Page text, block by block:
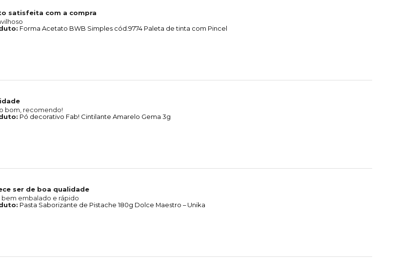
satisfeita com a compra
Forma Acetato BWB Simples cód.9774 Paleta de tinta com Pincel
bom, recomendo!
Pó decorativo Fab! Cintilante Amarelo Gema 3g
ser de boa qualidade
bem embalado e rápido
Pasta Saborizante de Pistache 180g Dolce Maestro – Unika